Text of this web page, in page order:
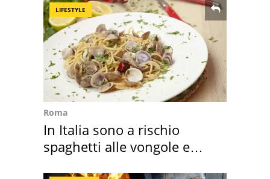
LIFESTYLE
Roma
In Italia sono a rischio
spaghetti alle vongole e